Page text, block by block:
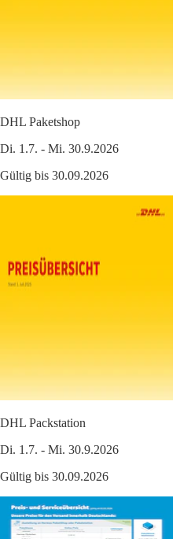
DHL Paketshop
Di. 1.7. - Mi. 30.9.2026
Gültig bis 30.09.2026
DHL Packstation
Di. 1.7. - Mi. 30.9.2026
Gültig bis 30.09.2026